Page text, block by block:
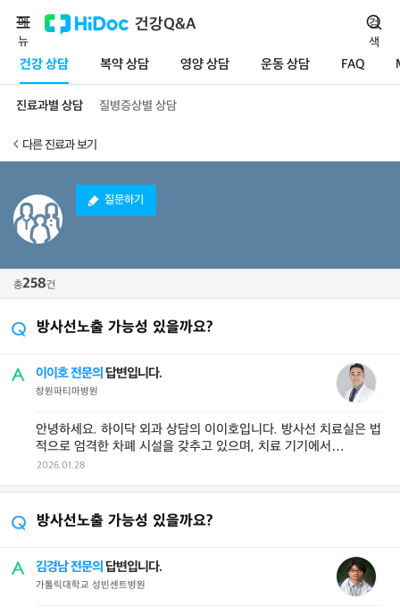
건강Q&A
건강 상담 복약 상담 영양 상담 운동 상담 FAQ
메
뉴
검
색
진료과별 상담 질병증상별 상담
다른 진료과 보기
질문하기
총258건
방사선노출 가능성 있을까요?
이이호 전문의 답변입니다.
창원파티마병원
안녕하세요. 하이닥 외과 상담의 이이호입니다. 방사선 치료실은 법
적으로 엄격한 차폐 시설을 갖추고 있으며, 치료 기기에서
50~70m 떨어진 복도에 계셨다면 ...
2026.01.28
방사선노출 가능성 있을까요?
김경남 전문의 답변입니다.
가톨릭대학교 성빈센트병원